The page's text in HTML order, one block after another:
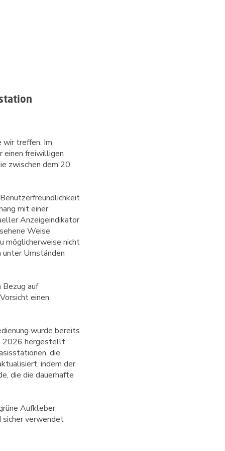
wir treffen. Im
einen freiwilligen
zwischen dem 20.
mit einer
Anzeigeindikator
Weise
möglicherweise nicht
Umständen
Bezug auf
einen
wurde bereits
2026 hergestellt
die
indem der
die die dauerhafte
Aufkleber
verwendet